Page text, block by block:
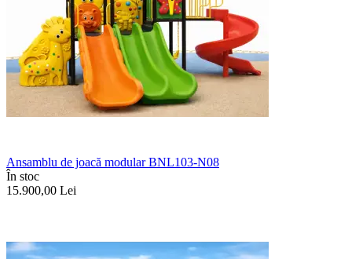
Ansamblu de joacă modular BNL103-N08
În stoc
15.900,00 Lei